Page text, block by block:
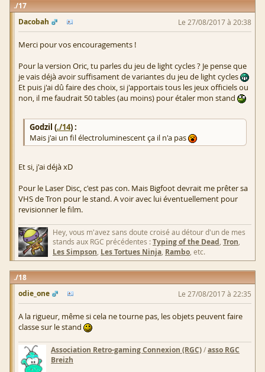
17
Dacobah
Le 27/08/2017 à 20:38
Merci pour vos encouragements !
Pour la version Oric, tu parles du jeu de light cycles ? Je pense que
je vais déjà avoir suffisament de variantes du jeu de light cycles
Et puis j'ai dû faire des choix, si j'apportais tous les jeux officiels ou
non, il me faudrait 50 tables (au moins) pour étaler mon stand
Godzil (./14) :
Mais j'ai un fil électroluminescent ça il n'a pas
Et si, j'ai déjà xD
Pour le Laser Disc, c'est pas con. Mais Bigfoot devrait me prêter sa
VHS de Tron pour le stand. A voir avec lui éventuellement pour
revisionner le film.
Hey, vous m'avez sans doute croisé au détour d'un de mes
stands aux RGC précédentes :Typing of the Dead, Tron,
Les Simpson, Les Tortues Ninja, Rambo, etc.
18
odie_one
Le 27/08/2017 à 22:35
A la rigueur, même si cela ne tourne pas, les objets peuvent faire
classe sur le stand
Association Retro-gaming Connexion (RGC)/asso RGC
Breizh